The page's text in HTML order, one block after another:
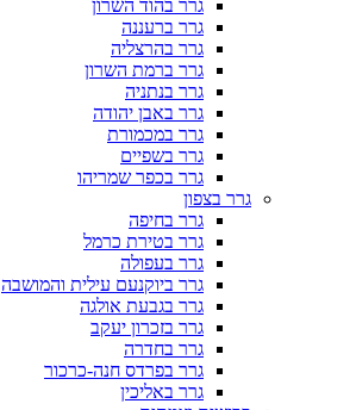
גרר בהוד השרון
גרר ברעננה
גרר בהרצליה
גרר ברמת השרון
גרר בנתניה
גרר באבן יהודה
גרר במכמורת
גרר בשפיים
גרר בכפר שמריהו
גרר בצפון
גרר בחיפה
גרר בטירת כרמל
גרר בעפולה
גרר ביוקנעם עילית והמושבה
גרר בגבעת אולגה
גרר בזכרון יעקב
גרר בחדרה
גרר בפרדס חנה-כרכור
גרר באליכין